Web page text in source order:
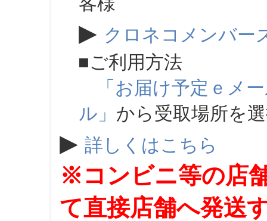
▶ クロネコメンバー
■ご利用方法
「お届け予定ｅメ
ル」 から受取場所を
▶ 詳しくはこちら
※コンビニ等の店
て直接店舗へ発送